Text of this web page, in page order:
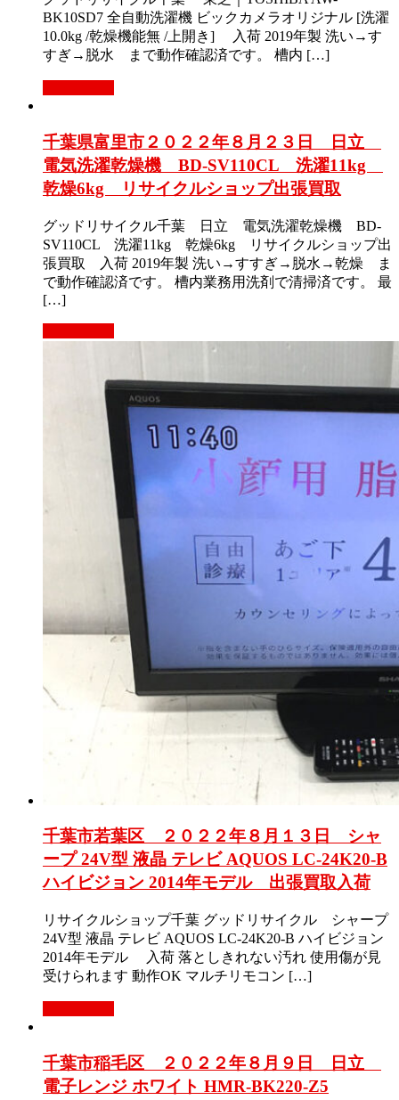
BK10SD7 全自動洗濯機 ビックカメラオリジナル [洗濯
10.0kg /乾燥機能無 /上開き] 入荷 2019年製 洗い→す
すぎ→脱水 まで動作確認済です。 槽内 […]
千葉県富里市２０２２年８月２３日 日立
電気洗濯乾燥機 BD-SV110CL 洗濯11kg
乾燥6kg リサイクルショップ出張買取
グッドリサイクル千葉 日立 電気洗濯乾燥機 BD-
SV110CL 洗濯11kg 乾燥6kg リサイクルショップ出
張買取 入荷 2019年製 洗い→すすぎ→脱水→乾燥 ま
で動作確認済です。 槽内業務用洗剤で清掃済です。 最
[…]
千葉市若葉区 ２０２２年８月１３日 シャ
ープ 24V型 液晶 テレビ AQUOS LC-24K20-B
ハイビジョン 2014年モデル 出張買取入荷
リサイクルショップ千葉 グッドリサイクル シャープ
24V型 液晶 テレビ AQUOS LC-24K20-B ハイビジョン
2014年モデル 入荷 落としきれない汚れ 使用傷が見
受けられます 動作OK マルチリモコン […]
千葉市稲毛区 ２０２２年８月９日 日立
電子レンジ ホワイト HMR-BK220-Z5